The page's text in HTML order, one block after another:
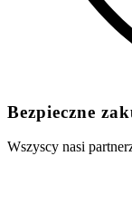
Bezpieczne
Wszyscy nasi